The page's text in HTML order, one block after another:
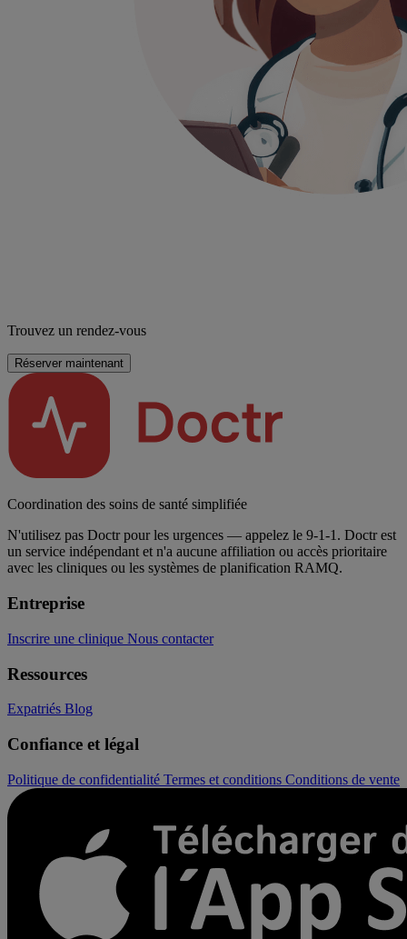
Trouvez un rendez-vous
Réserver maintenant
Coordination des soins de santé simplifiée
N'utilisez pas Doctr pour les urgences — appelez le 9-1-1. Doctr est
un service indépendant et n'a aucune affiliation ou accès prioritaire
avec les cliniques ou les systèmes de planification RAMQ.
Entreprise
Inscrire une clinique Nous contacter
Ressources
Expatriés Blog
Confiance et légal
Politique de confidentialité Termes et conditions Conditions de vente